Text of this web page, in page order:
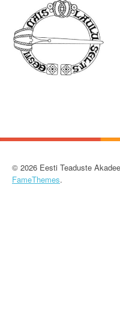
n
© 2026 Eesti Teaduste
FameThemes.